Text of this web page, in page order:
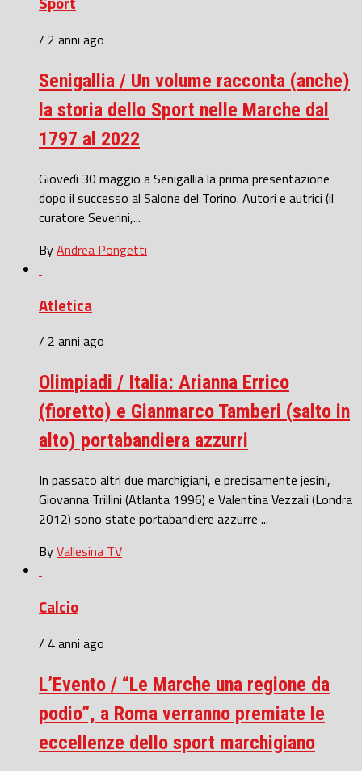
/ 2 anni ago
Senigallia / Un volume racconta (anche)
la storia dello Sport nelle Marche dal
1797 al 2022
Giovedì 30 maggio a Senigallia la prima presentazione
dopo il successo al Salone del Torino. Autori e autrici (il
curatore Severini,...
ByAndrea Pongetti
Atletica
/ 2 anni ago
Olimpiadi / Italia: Arianna Errico
(fioretto) e Gianmarco Tamberi (salto in
alto) portabandiera azzurri
In passato altri due marchigiani, e precisamente jesini,
Giovanna Trillini (Atlanta 1996) e Valentina Vezzali (Londra
2012) sono state portabandiere azzurre ...
ByVallesina TV
Calcio
/ 4 anni ago
L’Evento / “Le Marche una regione da
podio”, a Roma verranno premiate le
eccellenze dello sport marchigiano